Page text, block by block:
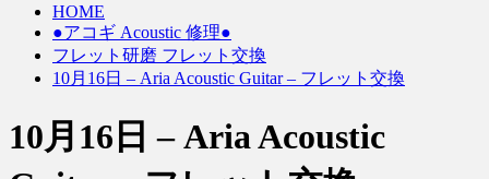
HOME
●アコギ Acoustic 修理●
フレット研磨 フレット交換
10月16日 – Aria Acoustic Guitar – フレット交換
10月16日 – Aria Acoustic